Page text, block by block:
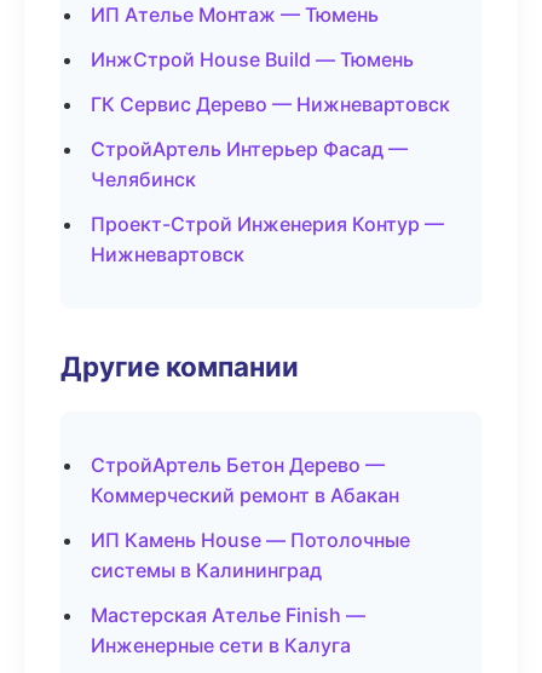
ИП Ателье Монтаж — Тюмень
ИнжСтрой House Build — Тюмень
ГК Сервис Дерево — Нижневартовск
СтройАртель Интерьер Фасад —
Челябинск
Проект-Строй Инженерия Контур —
Нижневартовск
Другие компании
СтройАртель Бетон Дерево —
Коммерческий ремонт в Абакан
ИП Камень House — Потолочные
системы в Калининград
Мастерская Ателье Finish —
Инженерные сети в Калуга